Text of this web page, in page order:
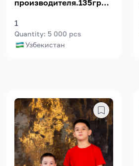
производителя.135гр/2
пряжа.Минимальный
заказ 500шт.
1
Quantity: 5 000 pcs
Узбекистан